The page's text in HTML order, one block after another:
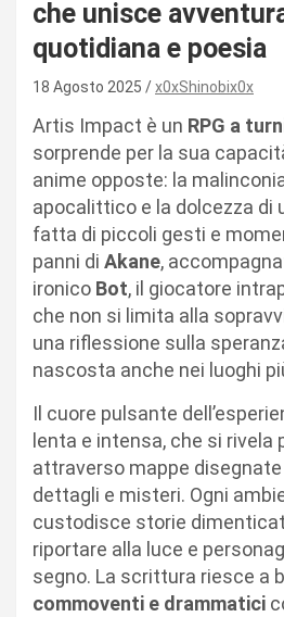
che unisce
quotidiana e poesia
18 Agosto 2025 x0xShinobix0x
Artis Impact è un RPG a
sorprende per la sua
anime opposte: la
apocalittico e la dolcezza di
fatta di piccoli gesti e
panni di Akane,
ironico Bot, il giocatore
che non si limita alla
una riflessione sulla
nascosta anche nei luoghi
Il cuore pulsante
lenta e intensa, che si rivela
attraverso mappe
dettagli e misteri. Ogni
custodisce storie
riportare alla luce e
segno. La scrittura riesce a
commoventi e drammatici